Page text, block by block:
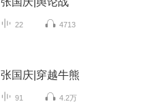
22 4713
张国庆|穿越牛熊
91 4.2万